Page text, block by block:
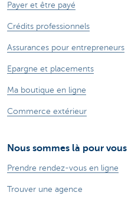
Payer et être payé
Crédits professionnels
Assurances pour entrepreneurs
Epargne et placements
Ma boutique en ligne
Commerce extérieur
Nous sommes là pour vous
Prendre rendez-vous en ligne
Trouver une agence